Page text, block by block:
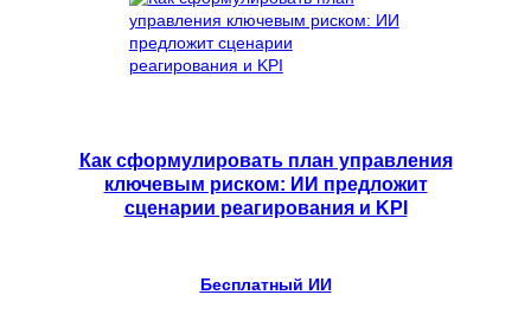
Как сформулировать план управления
ключевым риском: ИИ предложит
сценарии реагирования и KPI
Бесплатный ИИ